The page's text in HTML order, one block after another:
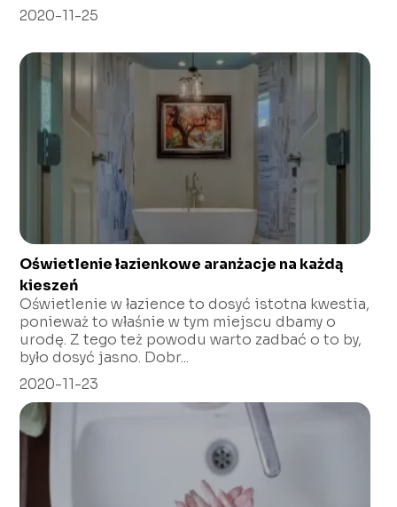
2020-11-25
Oświetlenie łazienkowe aranżacje na każdą
kieszeń
Oświetlenie w łazience to dosyć istotna kwestia,
ponieważ to właśnie w tym miejscu dbamy o
urodę. Z tego też powodu warto zadbać o to by,
było dosyć jasno. Dobr...
2020-11-23